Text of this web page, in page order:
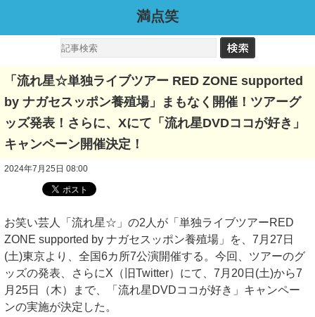
満点笑
「流れ星☆単独ライブツアー RED ZONE supported
by ナガセスッポン養殖場」まもなく開催！ツアーグ
ッズ発表！さらに、Xにて「流れ星DVDココが好き」
キャンペーン開催決定！
2024年7月25日 08:00
お笑い芸人「流れ星☆」の2人が「単独ライブツアーRED
ZONE supported by ナガセスッポン養殖場」を、7月27日
(土)東京より、全国6カ所7公演開催する。今回、ツアーのグ
ッズの発表、さらにX（旧Twitter）にて、7月20日(土)から7
月25日（木）まで、「流れ星DVDココが好き」キャンペー
ンの実施が決定した。